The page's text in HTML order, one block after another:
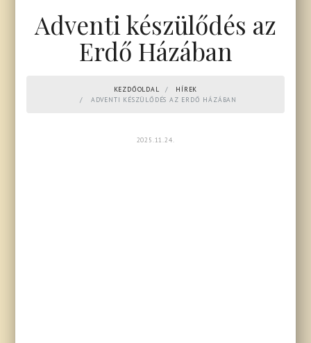
Adventi készülődés az
Erdő Házában
KEZDŐOLDAL
HÍREK
ADVENTI KÉSZÜLŐDÉS AZ ERDŐ HÁZÁBAN
2025.11.24.